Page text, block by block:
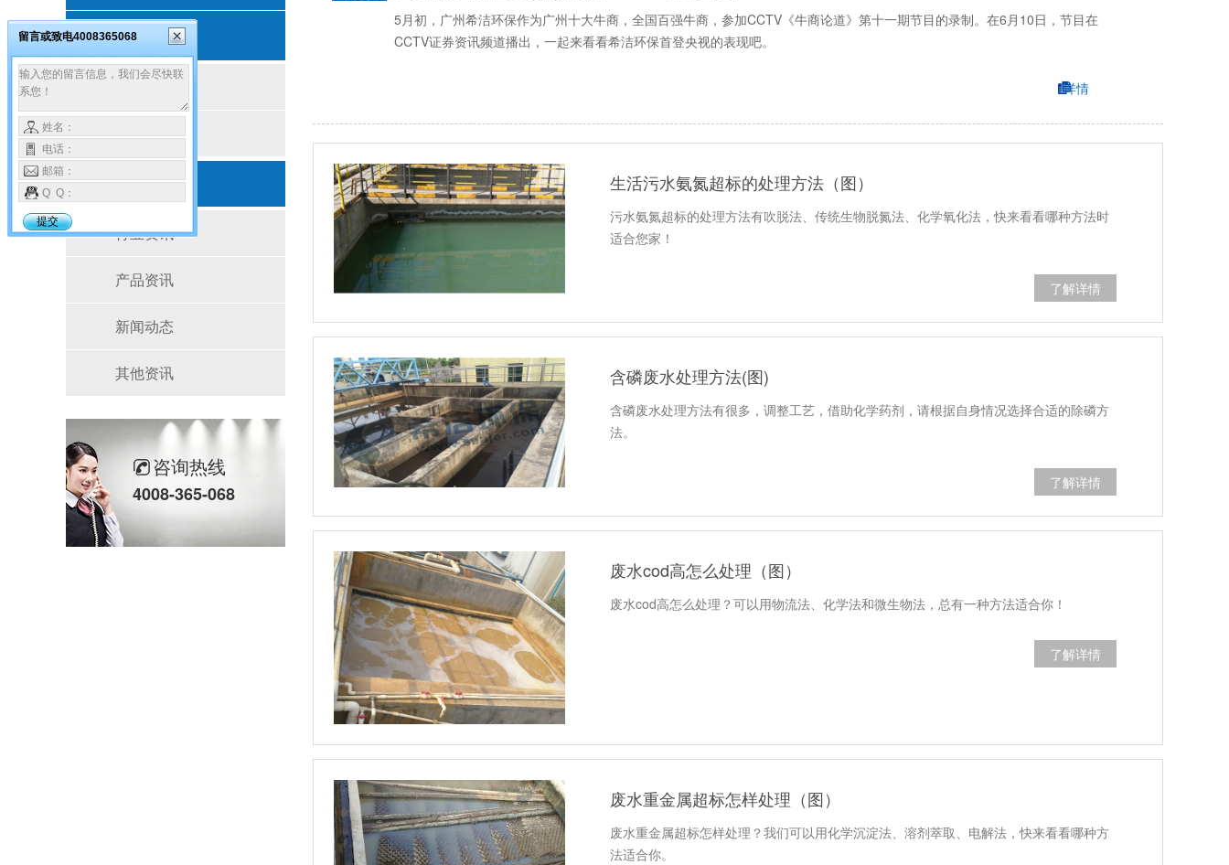
5月初，广州希洁环保作为广州十大牛商，全国百强牛商，参加CCTV《牛商论道》第十一期节目的录制。在6月10日，节目在
CCTV证券资讯频道播出，一起来看看希洁环保首登央视的表现吧。
详情
生活污水氨氮超标的处理方法（图）
污水氨氮超标的处理方法有吹脱法、传统生物脱氮法、化学氧化法，快来看看哪种方法时
适合您家！
了解详情
含磷废水处理方法(图)
含磷废水处理方法有很多，调整工艺，借助化学药剂，请根据自身情况选择合适的除磷方
法。
了解详情
废水cod高怎么处理（图）
废水cod高怎么处理？可以用物流法、化学法和微生物法，总有一种方法适合你！
了解详情
废水重金属超标怎样处理（图）
废水重金属超标怎样处理？我们可以用化学沉淀法、溶剂萃取、电解法，快来看看哪种方
法适合你。
客户案例
按行业分类
按产品分类
新闻资讯
行业资讯
产品资讯
新闻动态
其他资讯
咨询热线
4008-365-068
留言或致电4008365068
姓名：
电话：
邮箱：
Q Q：
提交